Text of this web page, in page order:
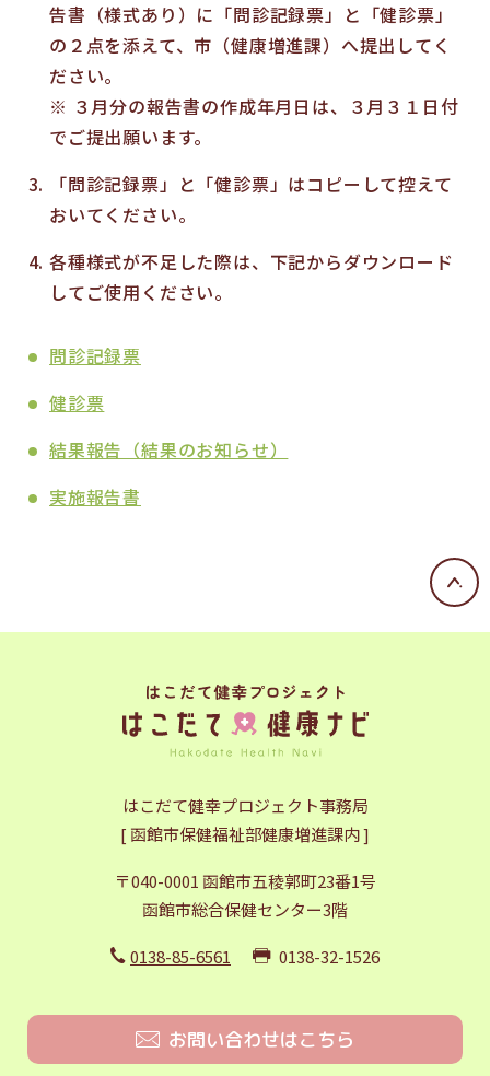
告書（様式あり）に「問診記録票」と「健診票」
の２点を添えて、市（健康増進課）へ提出してく
ださい。
※ ３月分の報告書の作成年月日は、３月３１日付
でご提出願います。
「問診記録票」と「健診票」はコピーして控えて
おいてください。
各種様式が不足した際は、下記からダウンロード
してご使用ください。
問診記録票
健診票
結果報告（結果のお知らせ）
実施報告書
はこだて健幸プロジェクト事務局
[ 函館市保健福祉部健康増進課内 ]
〒040-0001 函館市五稜郭町23番1号
函館市総合保健センター3階
0138-85-6561 0138-32-1526
お問い合わせはこちら